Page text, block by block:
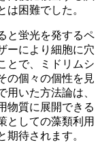
困難でした。
と蛍光を発するペ
ーにより細胞に穴
とで、ミドリムシ
の個々の個性を見
いた方法論は、
物質に展開できる
としての藻類利用
期待されます。